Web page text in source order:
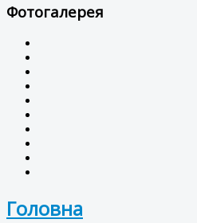
Фотогалерея
Головна